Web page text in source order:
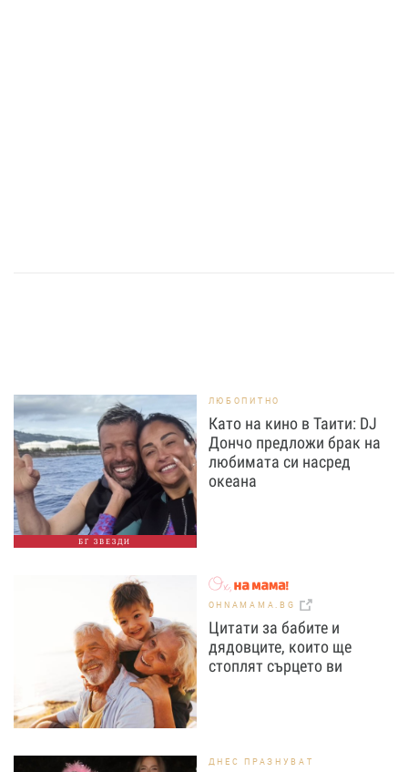
БГ ЗВЕЗДИ
ЛЮБОПИТНО
Като на кино в Таити: DJ
Дончо предложи брак на
любимата си насред
океана
OHNAMAMA.BG
Цитати за бабите и
дядовците, които ще
стоплят сърцето ви
ДНЕС ПРАЗНУВАТ